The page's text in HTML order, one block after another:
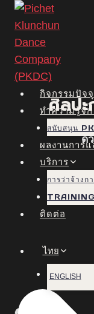
Skip
content
กิจกรรมปัจ
ทำความรู้จั
สนับสนุน
ผลงานการ
บริการ
การว่าจ้างก
ติดต่อ
ไทย
ENGLISH
ศิลป
ด้